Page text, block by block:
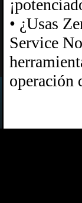
• ¿Usas
Service
operación